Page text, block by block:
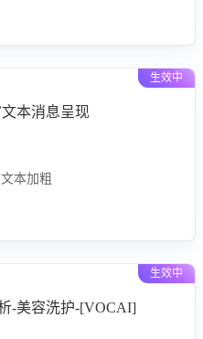
提供可落地的改进建议与策
生效中
本消息呈现
本加粗
生效中
-美容洗护-[VOCAI]